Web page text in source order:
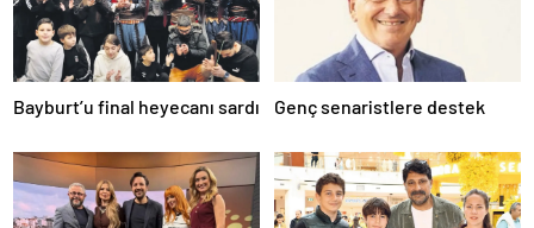
Bayburt’u final heyecanı sardı Genç senaristlere destek